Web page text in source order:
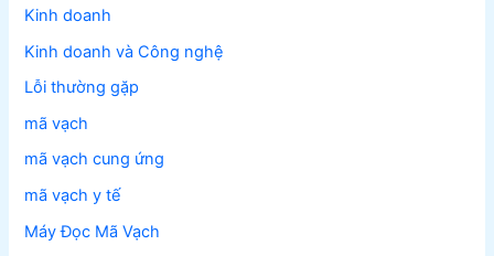
Kinh doanh
Kinh doanh và Công nghệ
Lỗi thường gặp
mã vạch
mã vạch cung ứng
mã vạch y tế
Máy Đọc Mã Vạch